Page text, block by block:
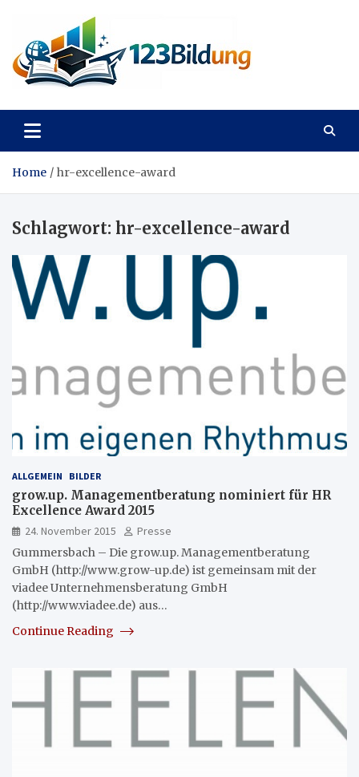
content
123Bildung
Home hr-excellence-award
Schlagwort: hr-excellence-award
ALLGEMEIN BILDER
grow.up. Managementberatung nominiert für HR
Excellence Award 2015
24. November 2015
Presse
Gummersbach – Die grow.up. Managementberatung
GmbH (http://www.grow-up.de) ist gemeinsam mit der
viadee Unternehmensberatung GmbH
(http://www.viadee.de) aus…
Continue Reading